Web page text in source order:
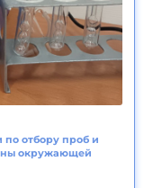
по отбору проб и
окружающей